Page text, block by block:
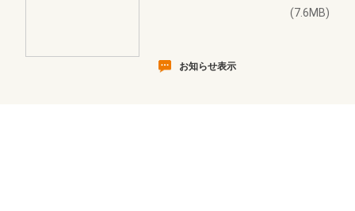
(7.6MB)
お知らせ表示